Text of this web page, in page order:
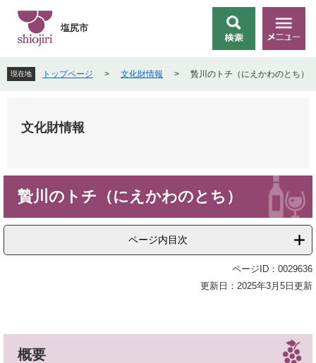
先
頭
を
飛
索
メ
ニ
ー
塩尻市
現在地 トップページ > 文化財情報 > 贄川のトチ（にえかわのとち）
文化財情報
贄川のトチ（にえかわのとち）
ページ内目次
ページID：0029636
更新日：2025年3月5日更新
概要